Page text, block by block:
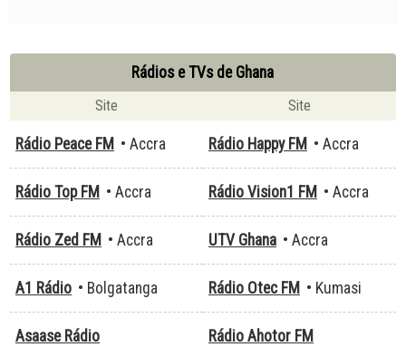
Rádios e TVs de Ghana
Site Site
Rádio Peace FM • Accra Rádio Happy FM • Accra
Rádio Top FM • Accra Rádio Vision1 FM • Accra
Rádio Zed FM • Accra UTV Ghana • Accra
A1 Rádio • Bolgatanga Rádio Otec FM • Kumasi
Asaase Rádio Rádio Ahotor FM